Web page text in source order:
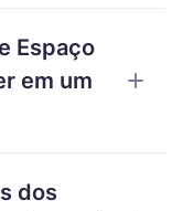
trabalho.
Espaço
em um
dos